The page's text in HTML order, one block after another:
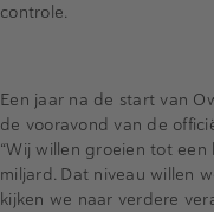
controle.
Een jaar na de start van
de vooravond van de
“Wij willen groeien tot
miljard. Dat niveau willen
kijken we naar verdere